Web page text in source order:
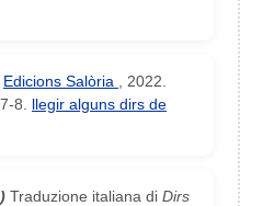
Edicions Salòria 2022
8
llegir alguns dirs de
Traduzione italiana di Dirs